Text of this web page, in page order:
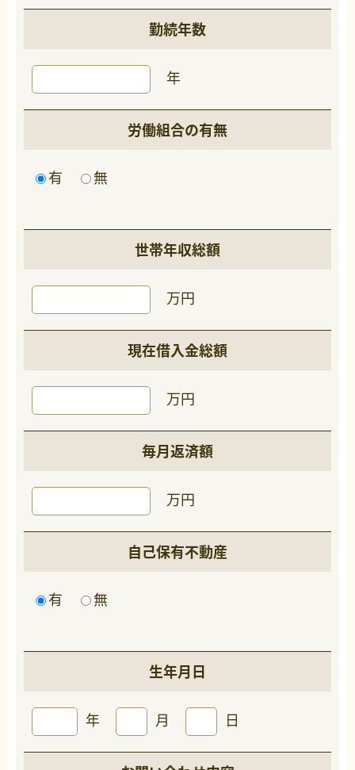
勤続年数
年
労働組合の有無
有 無
世帯年収総額
万円
現在借入金総額
万円
毎月返済額
万円
自己保有不動産
有 無
生年月日
年 月 日